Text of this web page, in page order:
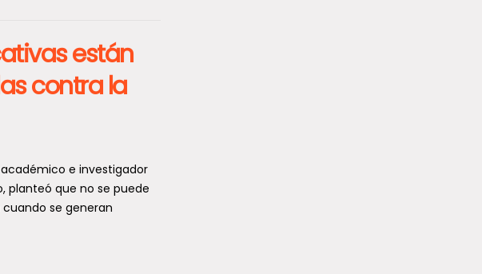
están
contra la
e investigador
planteó que no se puede
se generan